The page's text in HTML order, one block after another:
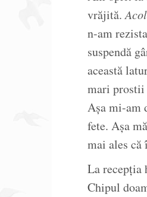
vrăjită.
n-am
suspendă
această
mari prostii
Așa mi-am
fete. Așa
mai ales că
La recepția
Chipul